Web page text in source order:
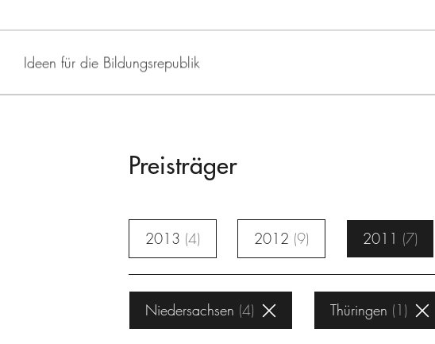
Ideen für die Bildungsrepublik
Preisträger
2013 4 2012 9 2011 7
Niedersachsen 4 Thüringen 1